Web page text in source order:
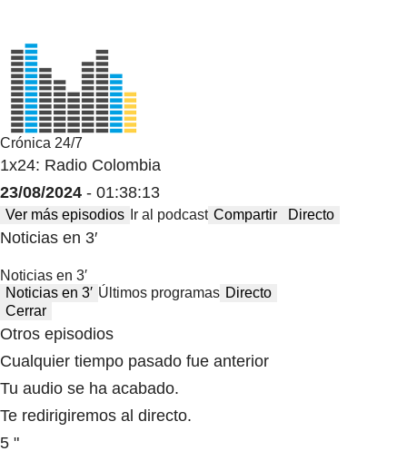
Crónica 24/7
1x24: Radio Colombia
23/08/2024 - 01:38:13
Ver más episodios Ir al podcast Compartir Directo
Noticias en 3′
Noticias en 3′
Noticias en 3′ Últimos programas Directo
Cerrar
Otros episodios
Cualquier tiempo pasado fue anterior
Tu audio se ha acabado.
Te redirigiremos al directo.
5 "